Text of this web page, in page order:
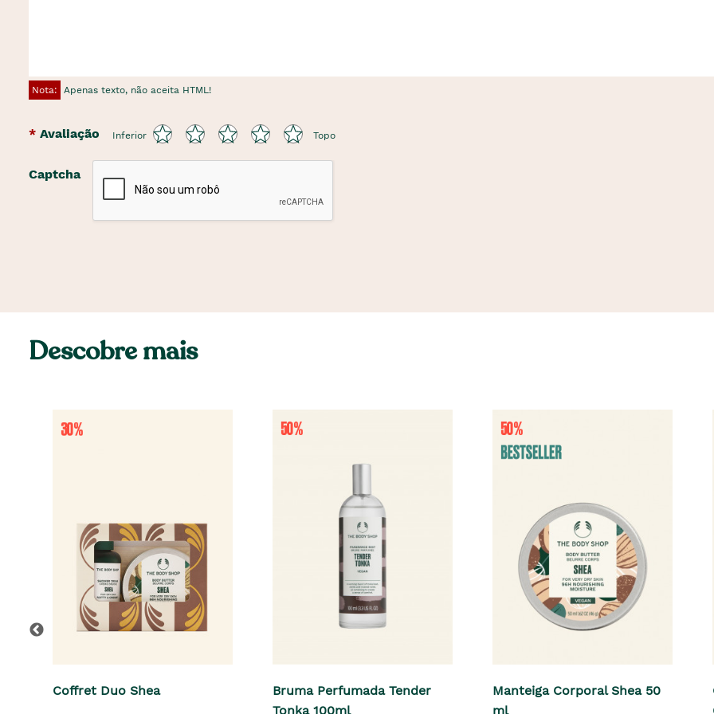
Nota: Apenas texto, não aceita HTML!
Avaliação Inferior Topo
Captcha
Descobre mais
Coffret Duo Shea
Bruma Perfumada Tender
Tonka 100ml
Manteiga Corporal Shea 50
ml